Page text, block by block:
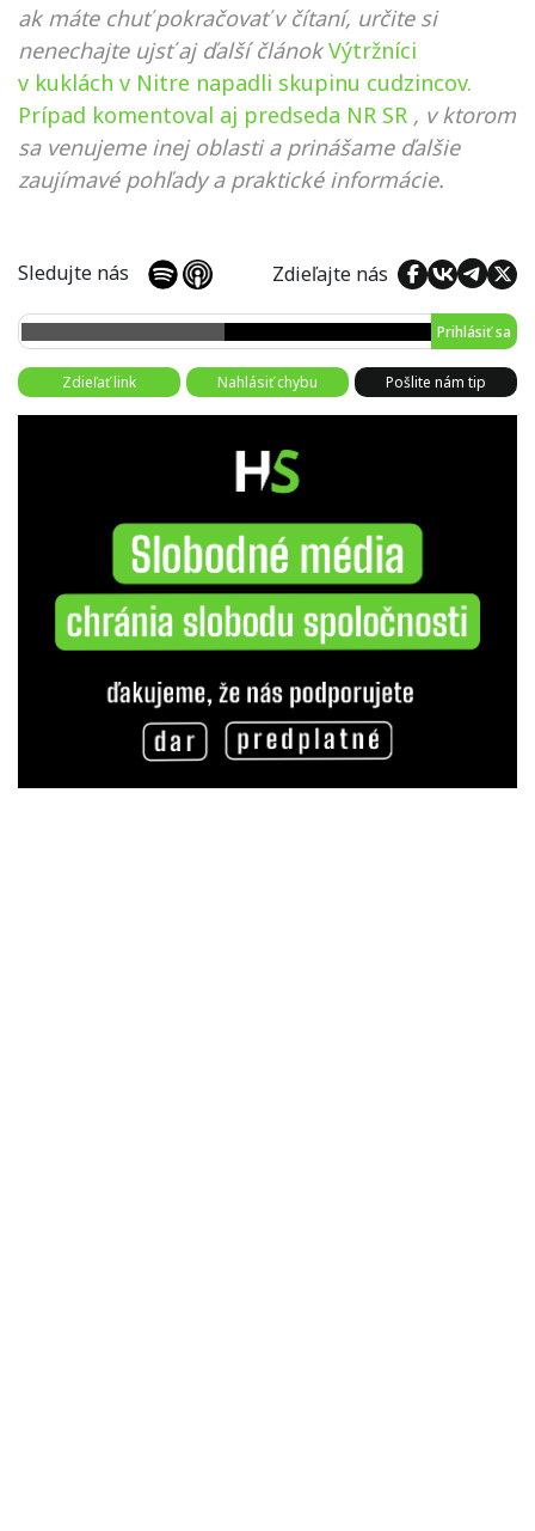
ak máte chuť pokračovať v čítaní, určite si
nenechajte ujsť aj ďalší článok Výtržníci
v kuklách v Nitre napadli skupinu cudzincov.
Prípad komentoval aj predseda NR SR , v ktorom
sa venujeme inej oblasti a prinášame ďalšie
zaujímavé pohľady a praktické informácie.
Sledujte nás Zdieľajte nás
Prihlásiť sa
Zdieľať link Nahlásiť chybu Pošlite nám tip